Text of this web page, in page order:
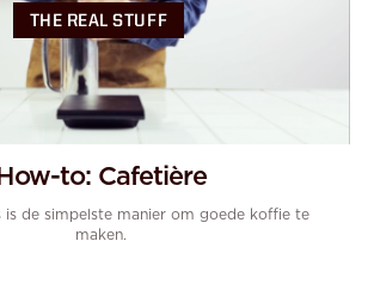
THE REAL STUFF
How-to: Cafetière
is de simpelste manier om goede koffie te
maken.